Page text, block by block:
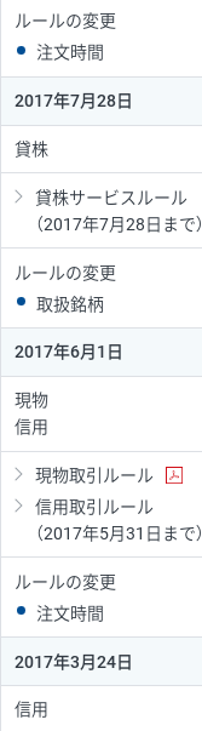
ルールの変更
注文時間
2017年7月28日
貸株
貸株サービスルール
（2017年7月28日まで）
ルールの変更
取扱銘柄
2017年6月1日
現物
信用
現物取引ルール
信用取引ルール
（2017年5月31日まで）
ルールの変更
注文時間
2017年3月24日
信用